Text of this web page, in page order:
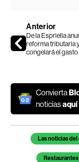
Anterior
De la Espriella
reforma tributaria
congelará el
Convierta
noticiasaquí
Temas de este
Las noticias del
Restaurantes